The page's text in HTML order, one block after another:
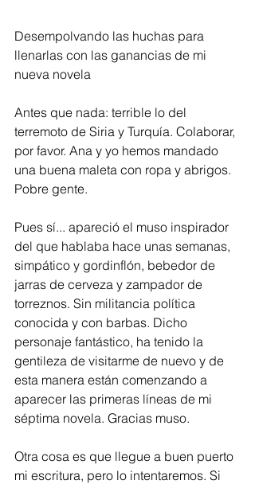
Desempolvando las huchas para
llenarlas con las ganancias de mi
nueva novela
Antes que nada: terrible lo del
terremoto de Siria y Turquía. Colaborar,
por favor. Ana y yo hemos mandado
una buena maleta con ropa y abrigos.
Pobre gente.
Pues sí... apareció el muso inspirador
del que hablaba hace unas semanas,
simpático y gordinflón, bebedor de
jarras de cerveza y zampador de
torreznos. Sin militancia política
conocida y con barbas. Dicho
personaje fantástico, ha tenido la
gentileza de visitarme de nuevo y de
esta manera están comenzando a
aparecer las primeras líneas de mi
séptima novela. Gracias muso.
Otra cosa es que llegue a buen puerto
mi escritura, pero lo intentaremos. Si